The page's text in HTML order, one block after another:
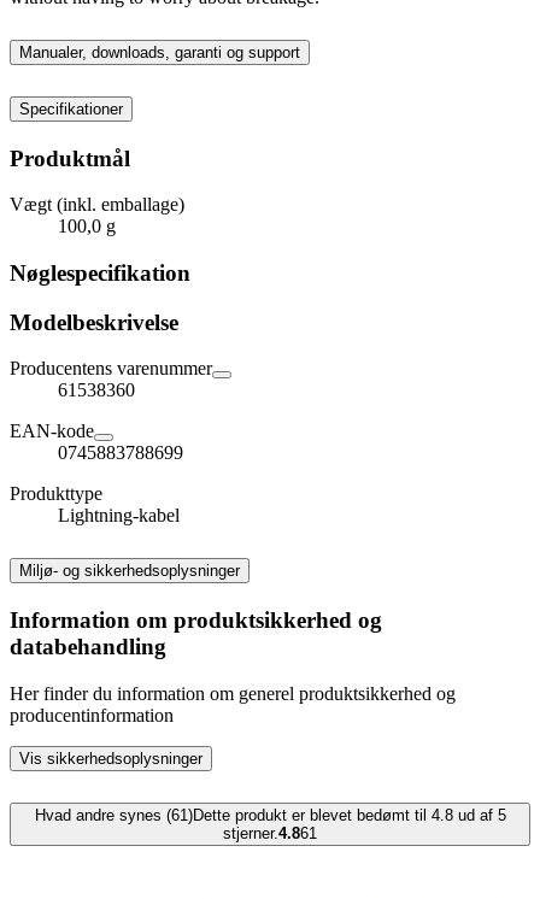
Manualer, downloads, garanti og support
Specifikationer
Produktmål
Vægt (inkl. emballage)
100,0 g
Nøglespecifikation
Modelbeskrivelse
Producentens varenummer
61538360
EAN-kode
0745883788699
Produkttype
Lightning-kabel
Miljø- og sikkerhedsoplysninger
Information om produktsikkerhed og
databehandling
Her finder du information om generel produktsikkerhed og
producentinformation
Vis sikkerhedsoplysninger
Hvad andre synes (61)Dette produkt er blevet bedømt til 4.8 ud af 5
stjerner.4.861